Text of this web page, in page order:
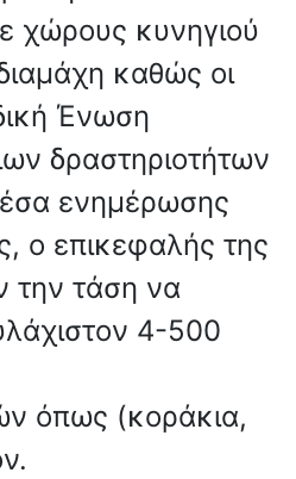
χώρους κυνηγιού
καθώς οι
Ένωση
δραστηριοτήτων
ενημέρωσης
ο επικεφαλής της
την τάση να
4-500
όπως (κοράκια,